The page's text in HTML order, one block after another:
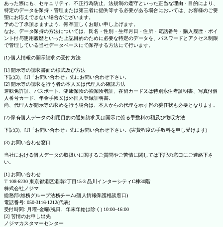
あった際にも、セキュリティ、不正行為防止、法規制の遵守といった正当な理由・目的により、
特定のデータを保持・管理または第三者に提供等する必要がある場合においては、お客様のご要
望にお応えできない場合がございます。
予めご了承頂きますよう、何卒宜しくお願い申し上げます。
なお、データ保持の方法については、氏名・性別・生年月日・住所・電話番号・購入履歴・ポイ
ント付与使用履歴といった上記目的のために必要な特定のデータを、パスワードとアクセス制限
で管理している当社データベースにて保存する方法にて行います。
(1) 個人情報の開示請求の受付方法
[1] 開示等の請求書面の様式及び方法
下記(3)、[1]「お問い合わせ」先にお問い合わせ下さい。
[2] 開示等の請求を行う者の本人又は代理人の確認方法
運転免許証、パスポート、健康保険の被保険者証、在留カード又は特別永住者証明書、写真付個
人番号カード、年金手帳又は外国人登録証明書。
尚、代理人が開示等の求めを行う場合は、本人からの代理を示す旨の委任状も必要となります。
(2) 保有個人データの利用目的の通知請求又は開示に係る手数料の額及び徴収方法
下記(3)、[1]「お問い合わせ」先にお問い合わせ下さい。(実費程度の手数料を申し受けます)
(3) お問い合わせ窓口
当社における個人データの取扱いに関するご質問やご苦情に関しては下記の窓口にご連絡下さ
い。
[1] お問い合わせ
〒108-6230 東京都港区港南2丁目15-3 品川インターシティC棟30階
株式会社ノジマ
総務部/総務グループ法務チーム(個人情報保護相談窓口)
電話番号: 050-3116-1212(代表)
受付時間: 月曜~金曜(祝日、年末年始は除く) 10:00~16:00
[2] 苦情のお申し出先
ノジマカスタマーセンター